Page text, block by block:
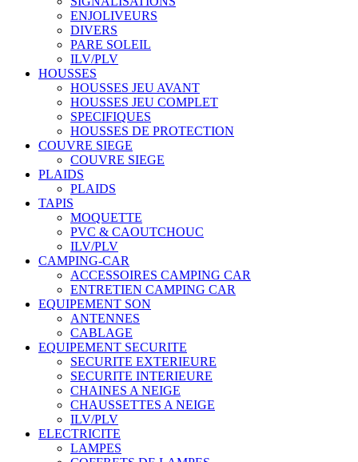
ENJOLIVEURS
DIVERS
PARE SOLEIL
ILV/PLV
HOUSSES
HOUSSES JEU AVANT
HOUSSES JEU COMPLET
SPECIFIQUES
HOUSSES DE PROTECTION
COUVRE SIEGE
COUVRE SIEGE
PLAIDS
PLAIDS
TAPIS
MOQUETTE
PVC & CAOUTCHOUC
ILV/PLV
CAMPING-CAR
ACCESSOIRES CAMPING CAR
ENTRETIEN CAMPING CAR
EQUIPEMENT SON
ANTENNES
CABLAGE
EQUIPEMENT SECURITE
SECURITE EXTERIEURE
SECURITE INTERIEURE
CHAINES A NEIGE
CHAUSSETTES A NEIGE
ILV/PLV
ELECTRICITE
LAMPES